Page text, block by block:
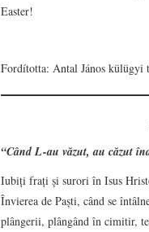
Easter!
Fordította: Antal János külügyi
“Când L-au văzut, au căzut
Iubiți frați și surori în Isus
Învierea de Paști, când se
plângerii, plângând în cimitir,